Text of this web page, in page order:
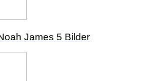
James 5 Bilder